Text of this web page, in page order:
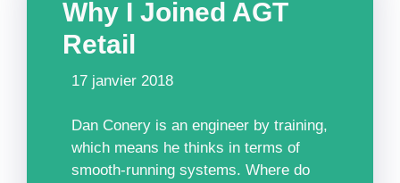
Why I Joined AGT
Retail
17 janvier 2018
Dan Conery is an engineer by training,
which means he thinks in terms of
smooth-running systems. Where do